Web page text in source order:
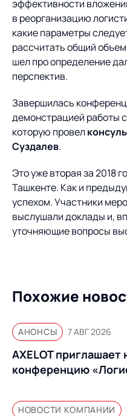
эффективности
в реорганизацию
какие параметры
рассчитать общий
шел про определение
перспектив.
Завершилась
демонстрацией работы
которую провел
Суздалев.
Это уже вторая за 2018
Ташкенте. Как и
успехом. Участники
выслушали доклады и,
уточняющие вопросы
Похожие
АНОНСЫ 7 АВГ 2026
AXELOT приглашает
конференцию
НОВОСТИ КОМПАНИИ